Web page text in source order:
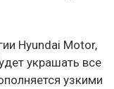
Hyundai Motor,
украшать все
узкими